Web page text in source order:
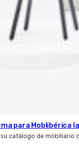
para Moblibérica
catálogo de mobiliario